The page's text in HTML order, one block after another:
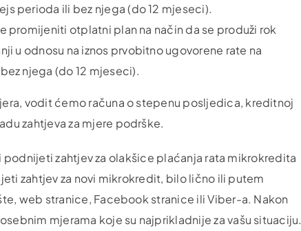
perioda ili bez njega (do 12 mjeseci).
promijeniti otplatni plan na način da se produži rok
u odnosu na iznos prvobitno ugovorene rate na
njega (do 12 mjeseci).
vodit ćemo računa o stepenu posljedica, kreditnoj
zahtjeva za mjere podrške.
zahtjev za olakšice plaćanja rata mikrokredita
zahtjev za novi mikrokredit, bilo lično ili putem
web stranice, Facebook stranice ili Viber-a. Nakon
mjerama koje su najprikladnije za vašu situaciju.